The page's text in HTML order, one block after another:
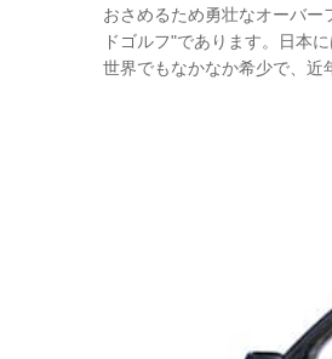
おさめるため勇壮なオーバ
ドゴルフ"であります。日本
世界でもなかなか希少で、近